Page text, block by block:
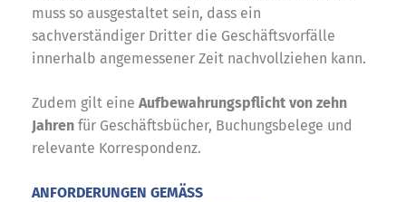
muss so ausgestaltet sein, dass ein
sachverständiger Dritter die Geschäftsvorfälle
innerhalb angemessener Zeit nachvollziehen kann.
Zudem gilt eine Aufbewahrungspflicht von zehn
Jahren für Geschäftsbücher, Buchungsbelege und
relevante Korrespondenz.
ANFORDERUNGEN GEMÄSS